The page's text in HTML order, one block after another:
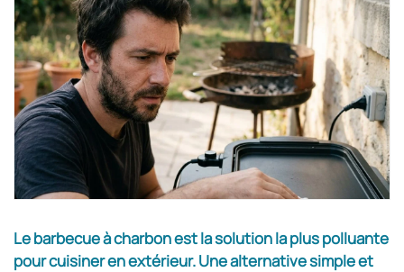
Le barbecue à charbon est la solution la plus polluante
pour cuisiner en extérieur. Une alternative simple et